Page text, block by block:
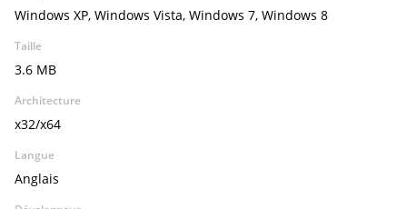
Windows XP, Windows Vista, Windows 7, Windows 8
Taille
3.6 MB
Architecture
x32/x64
Langue
Anglais